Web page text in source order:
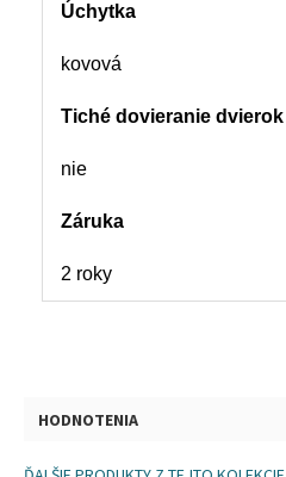
Úchytka
kovová
Tiché dovieranie dvierok
nie
Záruka
2 roky
HODNOTENIA